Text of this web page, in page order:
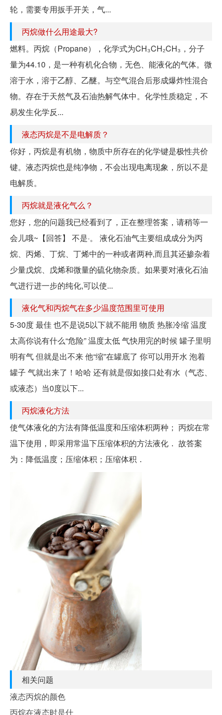
轮，需要专用扳手开关，气...
丙烷做什么用途最大?
燃料。丙烷（Propane），化学式为CH₃CH₂CH₃，分子
量为44.10，是一种有机化合物，无色、能液化的气体。微
溶于水，溶于乙醇、乙醚。与空气混合后形成爆炸性混合
物。存在于天然气及石油热解气体中。化学性质稳定，不
易发生化学反...
液态丙烷是不是电解质？
你好，丙烷是有机物，物质中所存在的化学键是极性共价
键。液态丙烷也是纯净物，不会出现电离现象，所以不是
电解质。
丙烷就是液化气么？
您好，您的问题我已经看到了，正在整理答案，请稍等一
会儿哦~【回答】 不是·。 液化石油气主要组成成分为丙
烷、丙烯、丁烷、丁烯中的一种或者两种,而且其还掺杂着
少量戊烷、戊烯和微量的硫化物杂质。如果要对液化石油
气进行进一步的纯化,可以使...
液化气和丙烷气在多少温度范围里可使用
5-30度 最佳 也不是说5以下就不能用 物质 热胀冷缩 温度
太高你说有什么“危险” 温度太低 气快用完的时候 罐子里明
明有气 但就是出不来 他“缩”在罐底了 你可以用开水 泡着
罐子 气就出来了！哈哈 还有就是假如接口处有水（气态、
或液态）当0度以下...
丙烷液化方法
使气体液化的方法有降低温度和压缩体积两种； 丙烷在常
温下使用，即采用常温下压缩体积的方法液化． 故答案
为：降低温度；压缩体积；压缩体积．
相关问题
液态丙烷的颜色
丙烷在液态时是什